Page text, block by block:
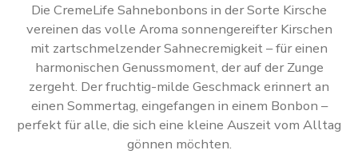
Die CremeLife Sahnebonbons in der Sorte Kirsche
vereinen das volle Aroma sonnengereifter Kirschen
mit zartschmelzender Sahnecremigkeit – für einen
harmonischen Genussmoment, der auf der Zunge
zergeht. Der fruchtig-milde Geschmack erinnert an
einen Sommertag, eingefangen in einem Bonbon –
perfekt für alle, die sich eine kleine Auszeit vom Alltag
gönnen möchten.